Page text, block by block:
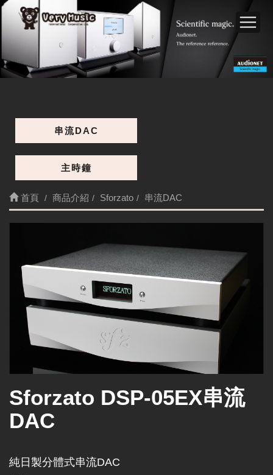
串流DAC
主時鐘
首頁 商品介紹 Sforzato 串流DAC
Sforzato DSP-05EX串流
DAC
純日製分體式串流DAC